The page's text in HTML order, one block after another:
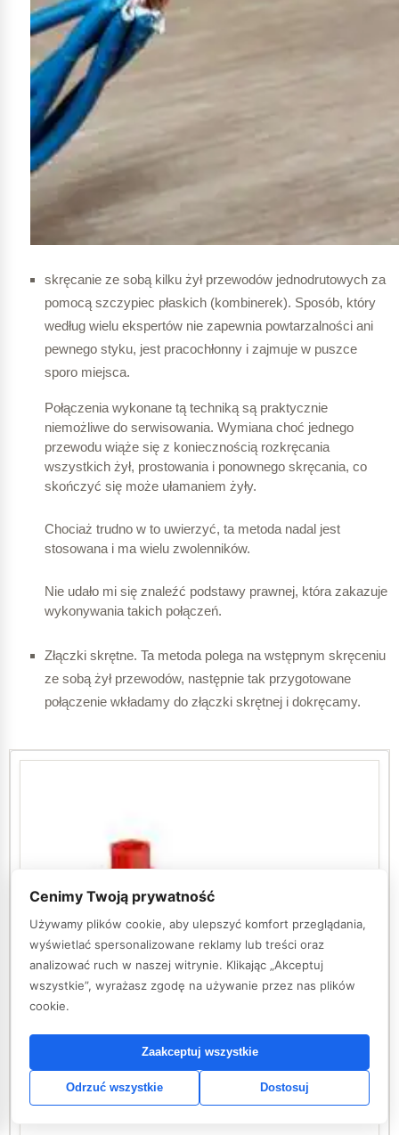
skręcanie ze sobą kilku żył przewodów jednodrutowych za
pomocą szczypiec płaskich (kombinerek). Sposób, który
według wielu ekspertów nie zapewnia powtarzalności ani
pewnego styku, jest pracochłonny i zajmuje w puszce
sporo miejsca.
Połączenia wykonane tą techniką są praktycznie
niemożliwe do serwisowania. Wymiana choć jednego
przewodu wiąże się z koniecznością rozkręcania
wszystkich żył, prostowania i ponownego skręcania, co
skończyć się może ułamaniem żyły.
Chociaż trudno w to uwierzyć, ta metoda nadal jest
stosowana i ma wielu zwolenników.
Nie udało mi się znaleźć podstawy prawnej, która zakazuje
wykonywania takich połączeń.
Złączki skrętne. Ta metoda polega na wstępnym skręceniu
ze sobą żył przewodów, następnie tak przygotowane
połączenie wkładamy do złączki skrętnej i dokręcamy.
Cenimy Twoją prywatność
Używamy plików cookie, aby ulepszyć komfort przeglądania,
wyświetlać spersonalizowane reklamy lub treści oraz
analizować ruch w naszej witrynie. Klikając „Akceptuj
wszystkie”, wyrażasz zgodę na używanie przez nas plików
cookie.
Zaakceptuj wszystkie
Odrzuć wszystkie Dostosuj